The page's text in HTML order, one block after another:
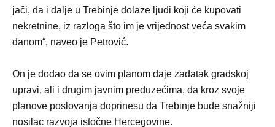
jači, da i dalje u Trebinje dolaze ljudi koji će kupovati
nekretnine, iz razloga što im je vrijednost veća svakim
danom“, naveo je Petrović.
On je dodao da se ovim planom daje zadatak gradskoj
upravi, ali i drugim javnim preduzećima, da kroz svoje
planove poslovanja doprinesu da Trebinje bude snažniji
nosilac razvoja istočne Hercegovine.